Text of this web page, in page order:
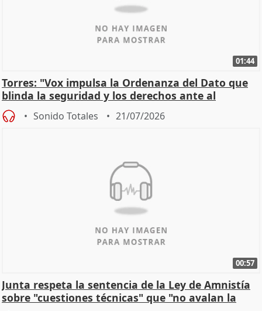
01:44
Torres: "Vox impulsa la Ordenanza del Dato que
blinda la seguridad y los derechos ante al
control"
Sonido Totales 21/07/2026
00:57
Junta respeta la sentencia de la Ley de Amnistía
sobre "cuestiones técnicas" que "no avalan la